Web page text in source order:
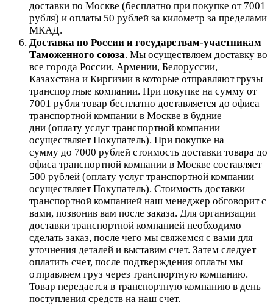
доставки по Москве (бесплатно при покупке от 7001
рубля) и оплаты 50 рублей за километр за пределами
МКАД.
Доставка по России и государствам-участникам
Таможенного союза. Мы осуществляем доставку во
все города России, Армении, Белоруссии,
Казахстана и Киргизии в которые отправляют грузы
транспортные компании. При покупке на сумму от
7001 рубля товар бесплатно доставляется до офиса
транспортной компании в Москве в будние
дни (оплату услуг транспортной компании
осуществляет Покупатель). При покупке на
сумму до 7000 рублей стоимость доставки товара до
офиса транспортной компании в Москве составляет
500 рублей (оплату услуг транспортной компании
осуществляет Покупатель). Стоимость доставки
транспортной компанией наш менеджер обговорит с
вами, позвонив вам после заказа. Для организации
доставки транспортной компанией необходимо
сделать заказ, после чего мы свяжемся с вами для
уточнения деталей и выставим счет. Затем следует
оплатить счет, после подтверждения оплаты мы
отправляем груз через транспортную компанию.
Товар передается в транспортную компанию в день
поступления средств на наш счет.